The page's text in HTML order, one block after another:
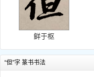
鲜于枢
“但”字 篆书书法